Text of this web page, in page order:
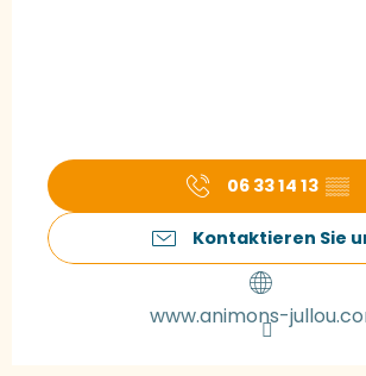
06 33 14 13 ▒▒
Kontaktieren Sie
www.animons-